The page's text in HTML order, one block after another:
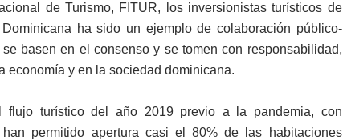
de Turismo, FITUR, los inversionistas turísticos de
ha sido un ejemplo de colaboración público-
basen en el consenso y se tomen con responsabilidad,
economía y en la sociedad dominicana.
turístico del año 2019 previo a la pandemia, con
permitido apertura casi el 80% de las habitaciones